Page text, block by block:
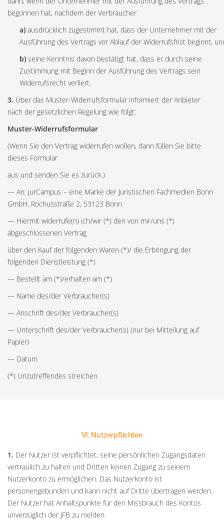
begonnen hat, nachdem der Verbraucher
a)ausdrücklich zugestimmt hat, dass der Unternehmer mit der
Ausführung des Vertrags vor Ablauf der Widerrufsfrist beginnt,
b)seine Kenntnis davon bestätigt hat, dass er durch seine
Zustimmung mit Beginn der Ausführung des Vertrags sein
Widerrufsrecht verliert.
3. Über das Muster-Widerrufsformular informiert der Anbieter
nach der gesetzlichen Regelung wie folgt:
Muster-Widerrufsformular
(Wenn Sie den Vertrag widerrufen wollen, dann füllen Sie bitte
dieses Formular
aus und senden Sie es zurück.)
— An: jurCampus – eine Marke der Juristischen Fachmedien Bonn
GmbH, Rochusstraße 2, 53123 Bonn
— Hiermit widerrufe(n) ich/wir (*) den von mir/uns (*)
abgeschlossenen Vertrag
über den Kauf der folgenden Waren (*)/ die Erbringung der
folgenden Dienstleistung (*)
— Bestellt am (*)/erhalten am (*)
— Name des/der Verbraucher(s)
— Anschrift des/der Verbraucher(s)
— Unterschrift des/der Verbraucher(s) (nur bei Mitteilung auf
Papier)
— Datum
(*) Unzutreffendes streichen
VI. Nutzerpflichten
1. Der Nutzer ist verpflichtet, seine persönlichen Zugangsdaten
vertraulich zu halten und Dritten keinen Zugang zu seinem
Nutzerkonto zu ermöglichen. Das Nutzerkonto ist
personengebunden und kann nicht auf Dritte übertragen werden.
Der Nutzer hat Anhaltspunkte für den Missbrauch des Kontos
unverzüglich der JFB zu melden.